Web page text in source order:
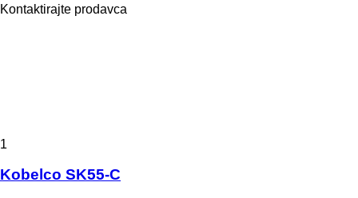
Kontaktirajte prodavca
1
Kobelco SK55-C